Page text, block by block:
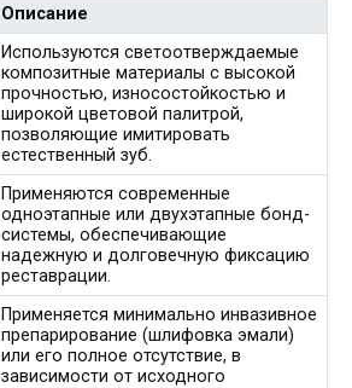
Описание
Используются светоотверждаемые
композитные материалы с высокой
прочностью, износостойкостью и
широкой цветовой палитрой,
позволяющие имитировать
естественный зуб.
Применяются современные
одноэтапные или двухэтапные бонд-
системы, обеспечивающие
надежную и долговечную фиксацию
реставрации.
Применяется минимально инвазивное
препарирование (шлифовка эмали)
или его полное отсутствие, в
зависимости от исходного